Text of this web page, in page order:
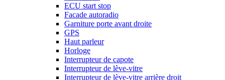
ECU start stop
Facade autoradio
Garniture porte avant droite
GPS
Haut parleur
Horloge
Interrupteur de capote
Interrupteur de lève-vitre
Interrupteur de lève-vitre arrière droit